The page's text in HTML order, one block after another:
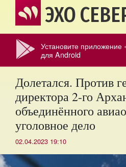
ЭХО
Установите
для Android
Долетался. Против
директора 2-го
объединённого
уголовное дело
02.04.2023 19:10